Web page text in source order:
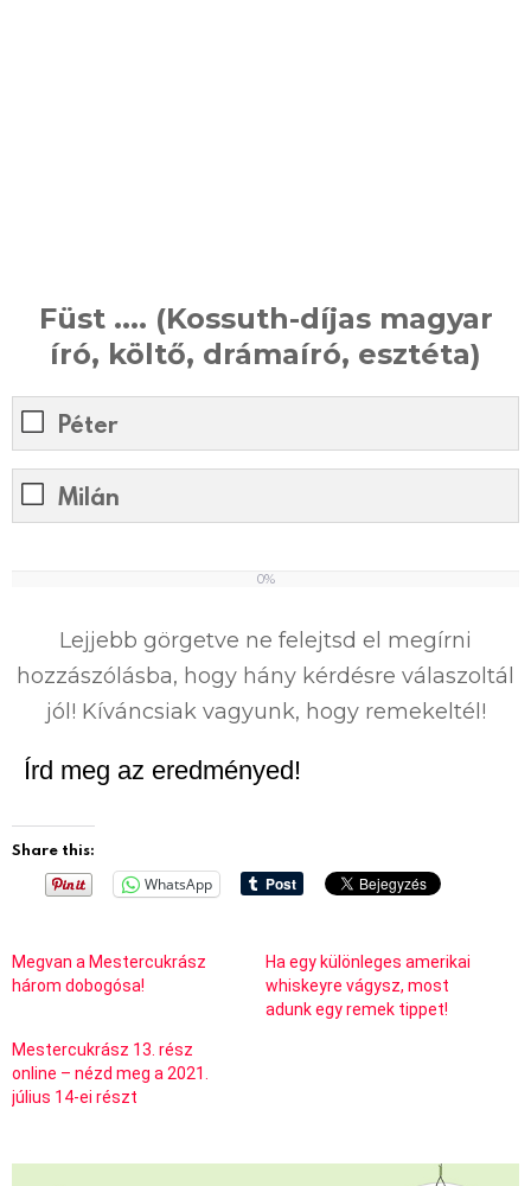
Füst .... (Kossuth-díjas magyar
író, költő, drámaíró, esztéta)
Péter
Milán
0%
Lejjebb görgetve ne felejtsd el megírni
hozzászólásba, hogy hány kérdésre válaszoltál
jól! Kíváncsiak vagyunk, hogy remekeltél!
Írd meg az eredményed!
Share this:
WhatsApp
Megvan a Mestercukrász
három dobogósa!
Ha egy különleges amerikai
whiskeyre vágysz, most
adunk egy remek tippet!
Mestercukrász 13. rész
online – nézd meg a 2021.
július 14-ei részt